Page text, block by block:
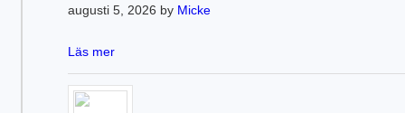
augusti 5, 2026 by Micke
Läs mer